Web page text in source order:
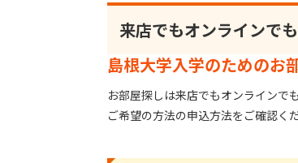
来店でもオンラインで
島根大学入学のためのお
お部屋探しは来店でもオンラインで
ご希望の方法の申込方法をご確認くだ